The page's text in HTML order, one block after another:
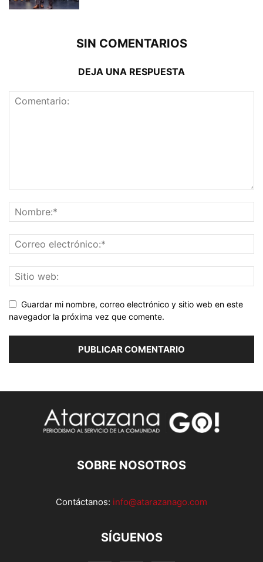
SIN COMENTARIOS
DEJA UNA RESPUESTA
Guardar mi nombre, correo electrónico y sitio web en este
navegador la próxima vez que comente.
SOBRE NOSOTROS
Contáctanos: info@atarazanago.com
SÍGUENOS